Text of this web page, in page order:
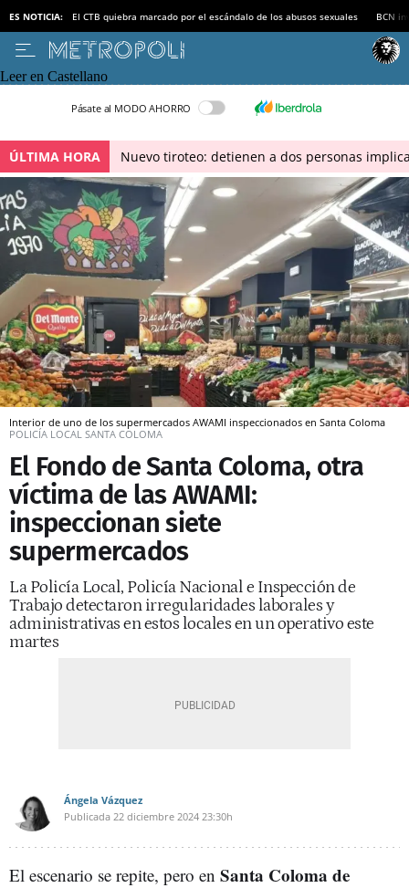
ES NOTICIA: El CTB quiebra marcado por el escándalo de los abusos sexuales BCN
Leer en Castellano
Pásate al MODO AHORRO
ÚLTIMA HORA Nuevo tiroteo: detienen a dos personas
Interior de uno de los supermercados AWAMI inspeccionados en Santa Coloma
POLICÍA LOCAL SANTA COLOMA
El Fondo de Santa Coloma, otra
víctima de las AWAMI:
inspeccionan siete
supermercados
La Policía Local, Policía Nacional e Inspección de
Trabajo detectaron irregularidades laborales y
administrativas en estos locales en un operativo este
martes
Ángela Vázquez
Publicada 22 diciembre 2024 23:30h
El escenario se repite, pero en Santa Coloma de